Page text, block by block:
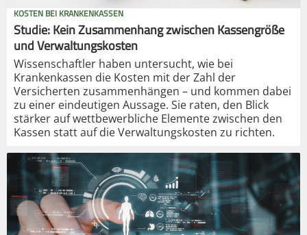
KOSTEN BEI KRANKENKASSEN
Studie: Kein Zusammenhang zwischen Kassengröße
und Verwaltungskosten
Wissenschaftler haben untersucht, wie bei
Krankenkassen die Kosten mit der Zahl der
Versicherten zusammenhängen – und kommen dabei
zu einer eindeutigen Aussage. Sie raten, den Blick
stärker auf wettbewerbliche Elemente zwischen den
Kassen statt auf die Verwaltungskosten zu richten.